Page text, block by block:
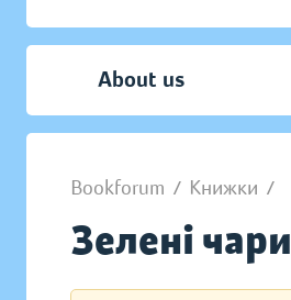
About us
Bookforum / Книжки /
Зелені чари